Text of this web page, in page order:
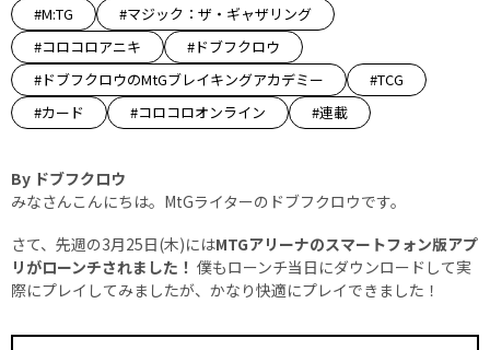
#M:TG
#マジック：ザ・ギャザリング
#コロコロアニキ
#ドブフクロウ
#ドブフクロウのMtGブレイキングアカデミー
#TCG
#カード
#コロコロオンライン #連載
By ドブフクロウ
みなさんこんにちは。MtGライターのドブフクロウです。
さて、先週の3月25日(木)にはMTGアリーナのスマートフォン版アプ
リがローンチされました！ 僕もローンチ当日にダウンロードして実
際にプレイしてみましたが、かなり快適にプレイできました！